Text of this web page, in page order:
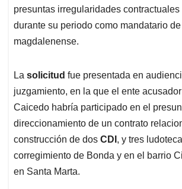
presuntas irregularidades
durante su periodo como mandatario de
magdalenense.
La solicitud fue presentada en
juzgamiento, en la que el ente
Caicedo habría participado en el
direccionamiento de un contrato
construcción de dos CDI , y tres
corregimiento de Bonda y en el barrio
en Santa Marta.